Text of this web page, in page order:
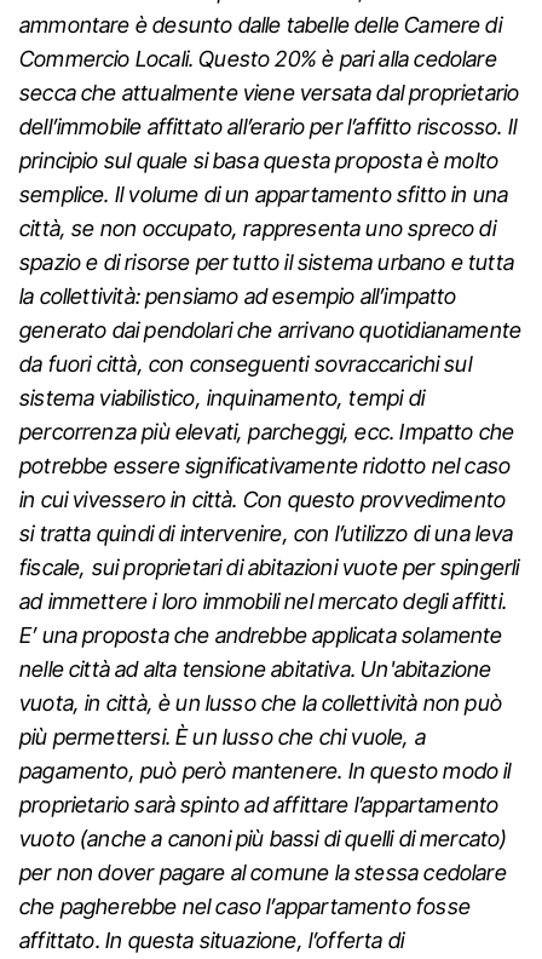
ammontare è desunto dalle tabelle delle Camere di
Commercio Locali. Questo 20% è pari alla cedolare
secca che attualmente viene versata dal proprietario
dell’immobile affittato all’erario per l’affitto riscosso. Il
principio sul quale si basa questa proposta è molto
semplice. Il volume di un appartamento sfitto in una
città, se non occupato, rappresenta uno spreco di
spazio e di risorse per tutto il sistema urbano e tutta
la collettività: pensiamo ad esempio all’impatto
generato dai pendolari che arrivano quotidianamente
da fuori città, con conseguenti sovraccarichi sul
sistema viabilistico, inquinamento, tempi di
percorrenza più elevati, parcheggi, ecc. Impatto che
potrebbe essere significativamente ridotto nel caso
in cui vivessero in città. Con questo provvedimento
si tratta quindi di intervenire, con l’utilizzo di una leva
fiscale, sui proprietari di abitazioni vuote per spingerli
ad immettere i loro immobili nel mercato degli affitti.
E’ una proposta che andrebbe applicata solamente
nelle città ad alta tensione abitativa. Un'abitazione
vuota, in città, è un lusso che la collettività non può
più permettersi. È un lusso che chi vuole, a
pagamento, può però mantenere. In questo modo il
proprietario sarà spinto ad affittare l’appartamento
vuoto (anche a canoni più bassi di quelli di mercato)
per non dover pagare al comune la stessa cedolare
che pagherebbe nel caso l’appartamento fosse
affittato. In questa situazione, l’offerta di